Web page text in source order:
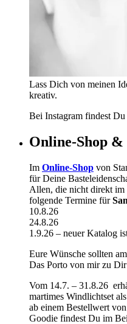
Lass Dich von meinen
kreativ.
Bei Instagram findest
Online-Shop &
Im Online-Shop von
für Deine
Allen, die nicht direkt im
folgende Termine für
10.8.26
24.8.26
1.9.26 – neuer Katalog
Eure Wünsche sollten
Das Porto von mir zu
Vom 14.7. – 31.8.26
martimes Windlichtset
ab einem Bestellwert
Goodie findest Du im